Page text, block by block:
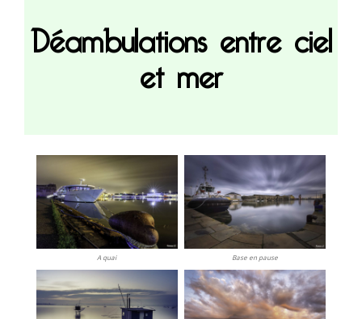
Déambulations entre ciel
et mer
A quai Base en pause